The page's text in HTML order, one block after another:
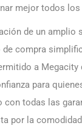
mejor todos los
de un amplio
de compra
a
para
con todas las
por la